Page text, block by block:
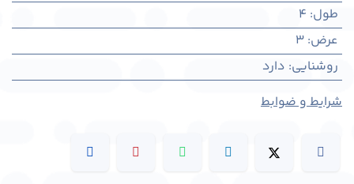
طول:
4
عرض:
3
روشنایی: دارد
شرایط و ضوابط